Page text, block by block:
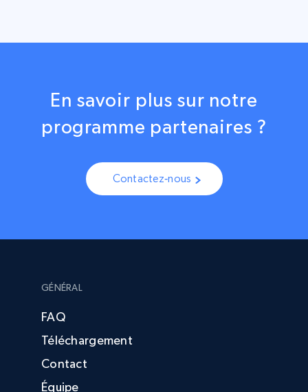
En savoir plus sur notre
programme partenaires ?
Contactez‑nous
GÉNÉRAL
FAQ
Téléchargement
Contact
Équipe